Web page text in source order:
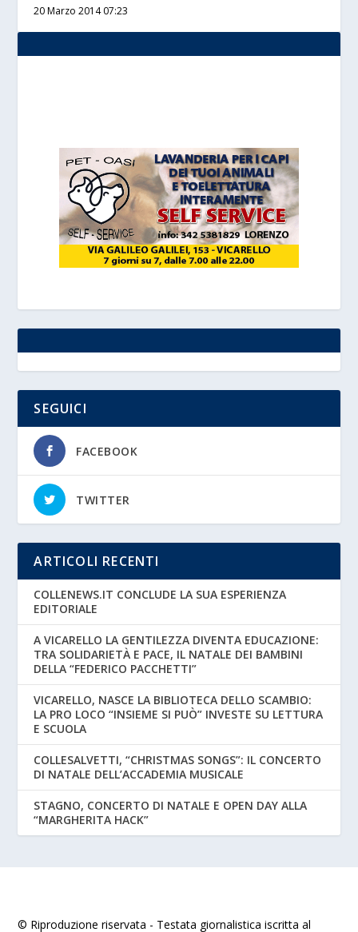
20 Marzo 2014 07:23
SEGUICI
FACEBOOK
TWITTER
ARTICOLI RECENTI
COLLENEWS.IT CONCLUDE LA SUA ESPERIENZA
EDITORIALE
A VICARELLO LA GENTILEZZA DIVENTA EDUCAZIONE:
TRA SOLIDARIETÀ E PACE, IL NATALE DEI BAMBINI
DELLA “FEDERICO PACCHETTI”
VICARELLO, NASCE LA BIBLIOTECA DELLO SCAMBIO:
LA PRO LOCO “INSIEME SI PUÒ” INVESTE SU LETTURA
E SCUOLA
COLLESALVETTI, “CHRISTMAS SONGS”: IL CONCERTO
DI NATALE DELL’ACCADEMIA MUSICALE
STAGNO, CONCERTO DI NATALE E OPEN DAY ALLA
“MARGHERITA HACK”
© Riproduzione riservata - Testata giornalistica iscritta al